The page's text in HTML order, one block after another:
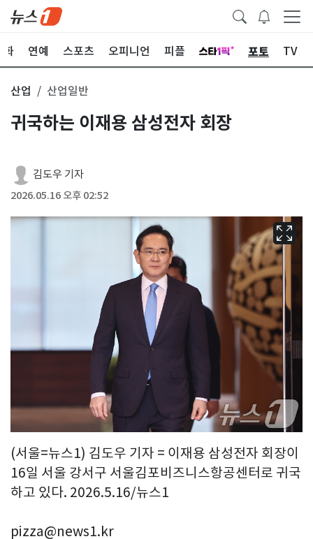
화 연예 스포츠 오피니언 피플 포토 TV
산업 산업일반
귀국하는 이재용 삼성전자 회장
김도우 기자
2026.05.16 오후 02:52
(서울=뉴스1) 김도우 기자 = 이재용 삼성전자 회장이
16일 서울 강서구 서울김포비즈니스항공센터로 귀국
하고 있다. 2026.5.16/뉴스1
pizza@news1.kr